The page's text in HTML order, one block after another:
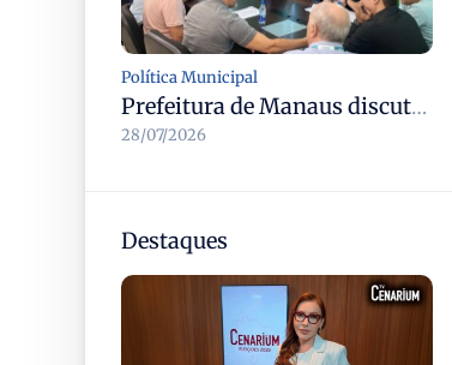
Política Municipal
Prefeitura de Manaus discute modernização do transporte complementar e renovação da frota com cooperativas
28/07/2026
Destaques